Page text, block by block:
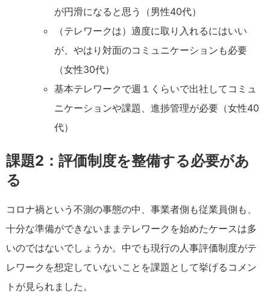
が円滑になると思う（男性40代）
（テレワークは）適度に取り入れるにはいい
が、やはり対面のコミュニケーションも必要
（女性30代）
基本テレワークで週１くらいで出社してコミュ
ニケーションや課題、進捗管理が必要（女性40
代）
課題2：評価制度を整備する必要があ
る
コロナ禍という不測の事態の中、事業者側も従業員側も、
十分な準備ができないままテレワークを始めたケースは多
いのではないでしょうか。中でも現行の人事評価制度がテ
レワークを想定していないことを課題として挙げるコメン
トが見られました。